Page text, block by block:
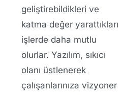
geliştirebildikleri ve
katma değer yarattıkları
işlerde daha mutlu
olurlar. Yazılım, sıkıcı
olanı üstlenerek
çalışanlarınıza vizyoner